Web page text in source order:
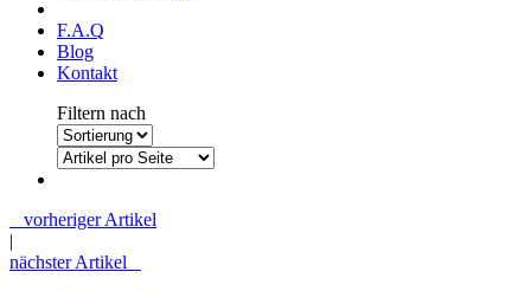
F.A.Q
Blog
Kontakt
Filtern nach
vorheriger Artikel
|
nächster Artikel